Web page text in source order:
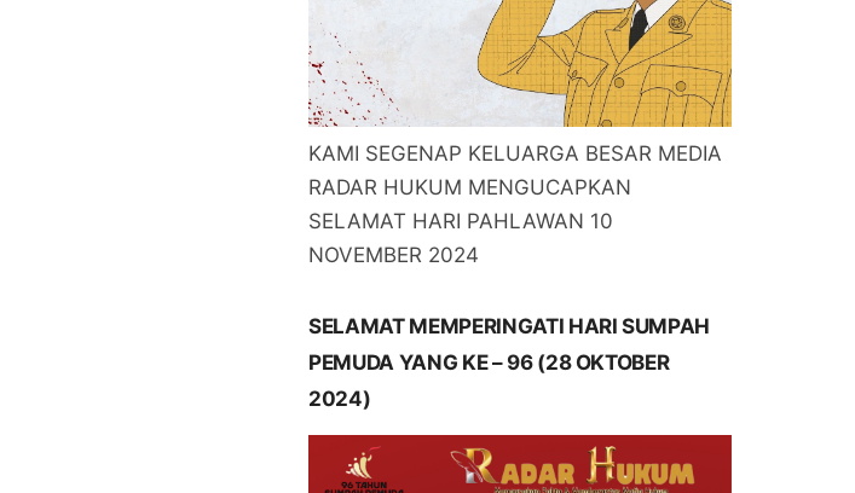
KAMI SEGENAP KELUARGA BESAR MEDIA
RADAR HUKUM MENGUCAPKAN
SELAMAT HARI PAHLAWAN 10
NOVEMBER 2024
SELAMAT MEMPERINGATI HARI SUMPAH
PEMUDA YANG KE – 96 (28 OKTOBER
2024)